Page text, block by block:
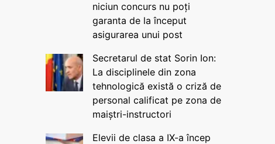
niciun concurs nu poți
garanta de la început
asigurarea unui post
Secretarul de stat Sorin Ion:
La disciplinele din zona
tehnologică există o criză de
personal calificat pe zona de
maiștri-instructori
Elevii de clasa a IX-a încep